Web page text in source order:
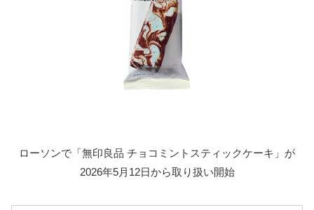
ローソンで「無印良品 チョコミントスティックケーキ」が
2026年5月12日から取り扱い開始